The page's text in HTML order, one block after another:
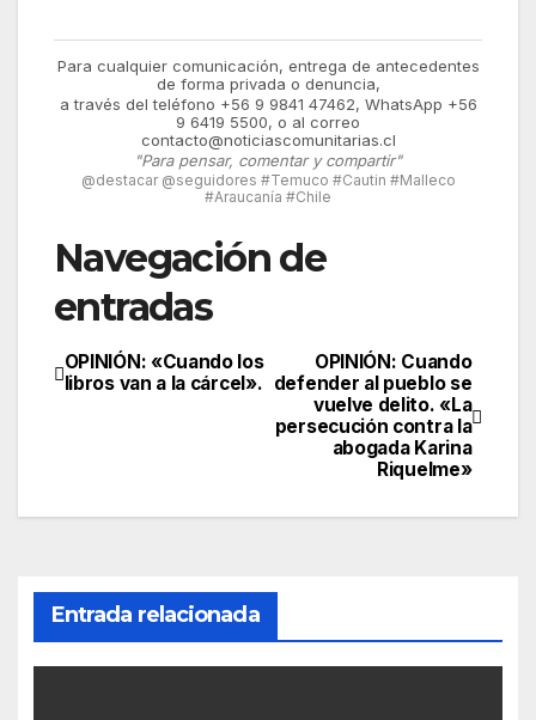
Para cualquier comunicación, entrega de antecedentes
de forma privada o denuncia,
a través del teléfono +56 9 9841 47462, WhatsApp +56
9 6419 5500, o al correo
contacto@noticiascomunitarias.cl
"Para pensar, comentar y compartir"
@destacar @seguidores #Temuco #Cautin #Malleco
#Araucanía #Chile
Navegación de
entradas
OPINIÓN: Cuando
defender al pueblo se
vuelve delito. «La
persecución contra la
abogada Karina
Riquelme»
OPINIÓN: «Cuando los
libros van a la cárcel».
Entrada relacionada